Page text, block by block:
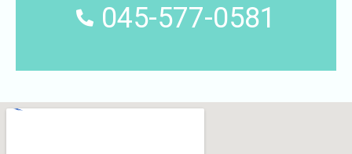
045-577-0581